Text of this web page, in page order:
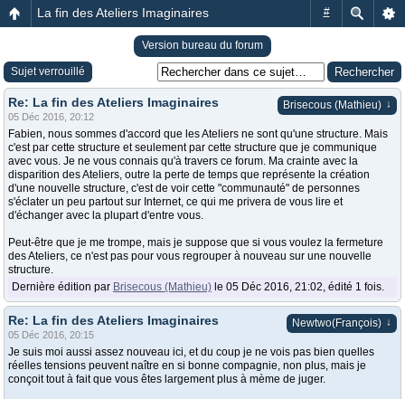
#
La fin des Ateliers Imaginaires
Version bureau du forum
Sujet verrouillé
Brisecous (Mathieu) ↓
Re: La fin des Ateliers Imaginaires
05 Déc 2016, 20:12
Fabien, nous sommes d'accord que les Ateliers ne sont qu'une structure. Mais
c'est par cette structure et seulement par cette structure que je communique
avec vous. Je ne vous connais qu'à travers ce forum. Ma crainte avec la
disparition des Ateliers, outre la perte de temps que représente la création
d'une nouvelle structure, c'est de voir cette "communauté" de personnes
s'éclater un peu partout sur Internet, ce qui me privera de vous lire et
d'échanger avec la plupart d'entre vous.
Peut-être que je me trompe, mais je suppose que si vous voulez la fermeture
des Ateliers, ce n'est pas pour vous regrouper à nouveau sur une nouvelle
structure.
Dernière édition par Brisecous (Mathieu) le 05 Déc 2016, 21:02, édité 1 fois.
Newtwo(François) ↓
Re: La fin des Ateliers Imaginaires
05 Déc 2016, 20:15
Je suis moi aussi assez nouveau ici, et du coup je ne vois pas bien quelles
réelles tensions peuvent naître en si bonne compagnie, non plus, mais je
conçoit tout à fait que vous êtes largement plus à mème de juger.